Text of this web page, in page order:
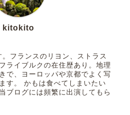
kitokito
フランスのリヨン、ストラス
ライブルクの在住歴あり。地理
で、ヨーロッパや京都でよく写
す。 かもは食べてしまいたい
ブログには頻繁に出演してもら